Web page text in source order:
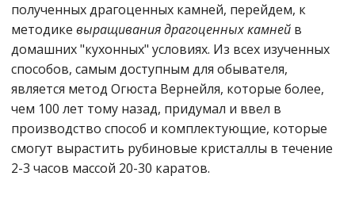
полученных драгоценных камней, перейдем, к
методике выращивания драгоценных камней в
домашних "кухонных" условиях. Из всех изученных
способов, самым доступным для обывателя,
является метод Огюста Вернейля, которые более,
чем 100 лет тому назад, придумал и ввел в
производство способ и комплектующие, которые
смогут вырастить рубиновые кристаллы в течение
2-3 часов массой 20-30 каратов.